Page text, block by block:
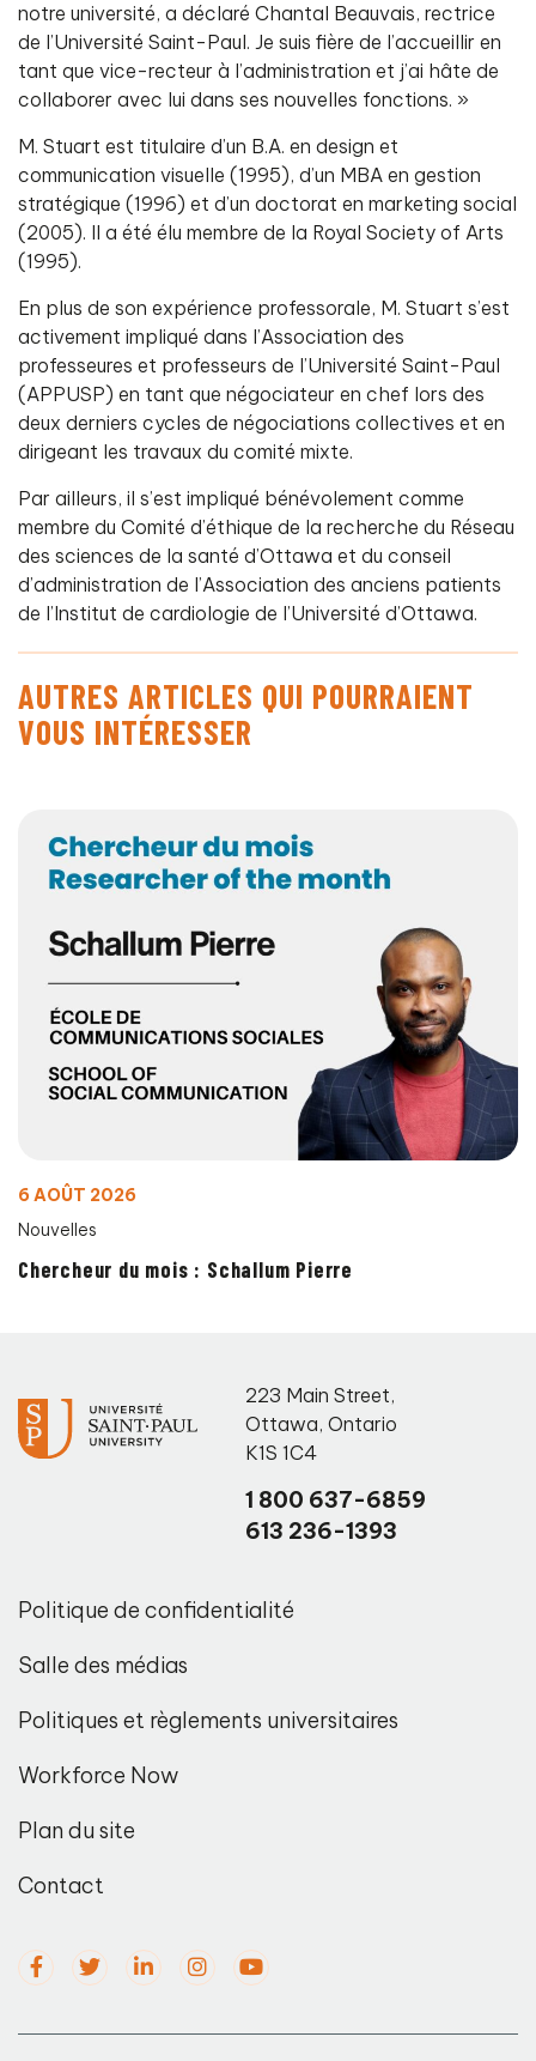
notre université, a déclaré Chantal Beauvais, rectrice
de l’Université Saint-Paul. Je suis fière de l’accueillir en
tant que vice-recteur à l’administration et j’ai hâte de
collaborer avec lui dans ses nouvelles fonctions. »
M. Stuart est titulaire d’un B.A. en design et
communication visuelle (1995), d’un MBA en gestion
stratégique (1996) et d’un doctorat en marketing social
(2005). Il a été élu membre de la Royal Society of Arts
(1995).
En plus de son expérience professorale, M. Stuart s’est
activement impliqué dans l’Association des
professeures et professeurs de l’Université Saint-Paul
(APPUSP) en tant que négociateur en chef lors des
deux derniers cycles de négociations collectives et en
dirigeant les travaux du comité mixte.
Par ailleurs, il s’est impliqué bénévolement comme
membre du Comité d’éthique de la recherche du Réseau
des sciences de la santé d’Ottawa et du conseil
d’administration de l’Association des anciens patients
de l’Institut de cardiologie de l’Université d’Ottawa.
AUTRES ARTICLES QUI POURRAIENT
VOUS INTÉRESSER
6 AOÛT 2026
Nouvelles
Chercheur du mois : Schallum Pierre
223 Main Street,
Ottawa, Ontario
K1S 1C4
1 800 637-6859
613 236-1393
Politique de confidentialité
Salle des médias
Politiques et règlements universitaires
Workforce Now
Plan du site
Contact